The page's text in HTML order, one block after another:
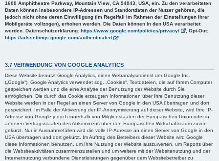
1600 Amphitheatre Parkway, Mountain View, CA 94043, USA, ein. Zu den verarbeiteten
Daten können insbesondere IP-Adressen und Standortdaten der Nutzer gehören, die
jedoch nicht ohne deren Einwilligung (im Regelfall im Rahmen der Einstellungen ihrer
Mobilgeräte vollzogen), erhoben werden. Die Daten können in den USA verarbeitet
werden. Datenschutzerklärung: https://www.google.com/policies/privacy/
, Opt-Out:
https://adssettings.google.com/authenticated
.
3.7 VERWENDUNG VON GOOGLE ANALYTICS
Diese Website benutzt Google Analytics, einen Webanalysedienst der Google Inc.
(„Google“). Google Analytics verwendet sog. „Cookies“, Textdateien, die auf Ihrem Computer
gespeichert werden und die eine Analyse der Benutzung der Website durch Sie
ermöglichen. Die durch das Cookie erzeugten Informationen über Ihre Benutzung dieser
Website werden in der Regel an einen Server von Google in den USA übertragen und dort
gespeichert. Im Falle der Aktivierung der IP-Anonymisierung auf dieser Website, wird Ihre IP-
Adresse von Google jedoch innerhalb von Mitgliedstaaten der Europäischen Union oder in
anderen Vertragsstaaten des Abkommens über den Europäischen Wirtschaftsraum zuvor
gekürzt. Nur in Ausnahmefällen wird die volle IP-Adresse an einen Server von Google in den
USA übertragen und dort gekürzt. Im Auftrag des Betreibers dieser Website wird Google
diese Informationen benutzen, um Ihre Nutzung der Website auszuwerten, um Reports über
die Websiteaktivitäten zusammenzustellen und um weitere mit der Websitenutzung und der
Internetnutzung verbundene Dienstleistungen gegenüber dem Websitebetreiber zu